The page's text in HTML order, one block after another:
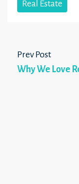
Real Estate
Prev Post
Why We Love